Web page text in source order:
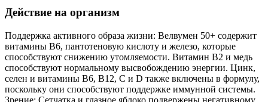
Действие на организм
Поддержка активного образа жизни: Велвумен 50+ содержит
витамины B6, пантотеновую кислоту и железо, которые
способствуют снижению утомляемости. Витамин B2 и медь
способствуют нормальному высвобождению энергии. Цинк,
селен и витамины B6, B12, C и D также включены в формулу,
поскольку они способствуют поддержке иммунной системы.
Зрение: Сетчатка и глазное яблоко подвержены негативному